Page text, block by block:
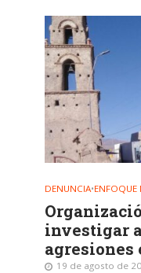
DENUNCIA•ENFOQUE
investigar
agresiones
19 de agosto de